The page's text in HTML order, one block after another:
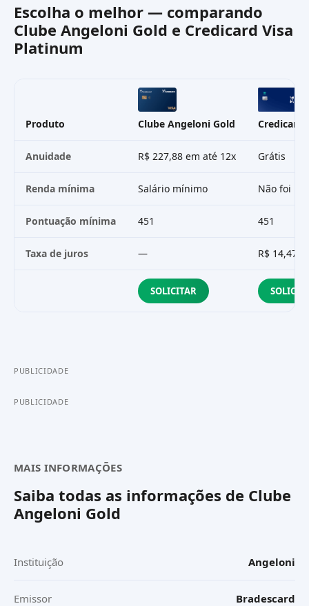
Escolha o melhor — comparando
Clube Angeloni Gold e Credicard Visa
Platinum
Produto Clube Angeloni Gold Credicard
Anuidade R$ 227,88 em até 12x Grátis
Renda mínima Salário mínimo Não foi
Pontuação mínima 451 451
Taxa de juros — R$ 14,47
SOLICITAR
PUBLICIDADE
PUBLICIDADE
MAIS INFORMAÇÕES
Saiba todas as informações de Clube
Angeloni Gold
Instituição Angeloni
Emissor Bradescard